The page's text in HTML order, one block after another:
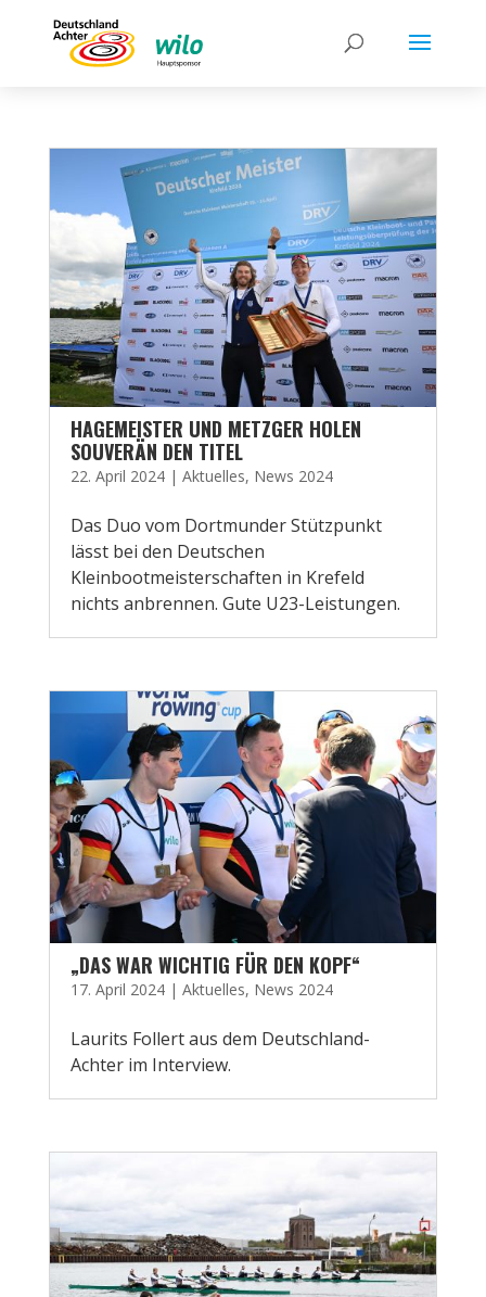
HAGEMEISTER UND METZGER HOLEN
SOUVERÄN DEN TITEL
22. April 2024| Aktuelles, News 2024
Das Duo vom Dortmunder Stützpunkt
lässt bei den Deutschen
Kleinbootmeisterschaften in Krefeld
nichts anbrennen. Gute U23-Leistungen.
„DAS WAR WICHTIG FÜR DEN KOPF“
17. April 2024| Aktuelles, News 2024
Laurits Follert aus dem Deutschland-
Achter im Interview.